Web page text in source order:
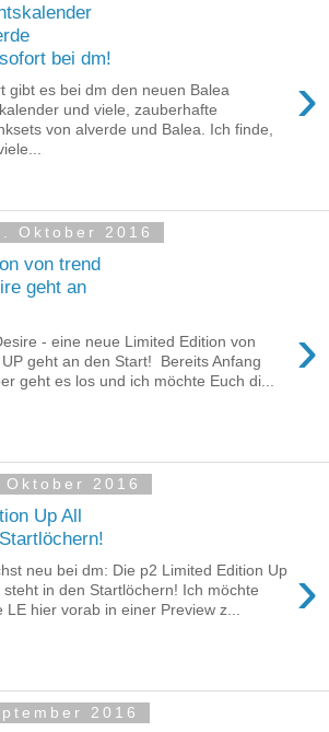
bei dm!
›
gibt es bei dm den neuen Balea
und viele, zauberhafte
von alverde und Balea. Ich finde,
Oktober 2016
von trend
geht an
›
- eine neue Limited Edition von
geht an den Start! Bereits Anfang
geht es los und ich möchte Euch di...
2016
Up All
›
neu bei dm: Die p2 Limited Edition Up
steht in den Startlöchern! Ich möchte
LE hier vorab in einer Preview z...
2016